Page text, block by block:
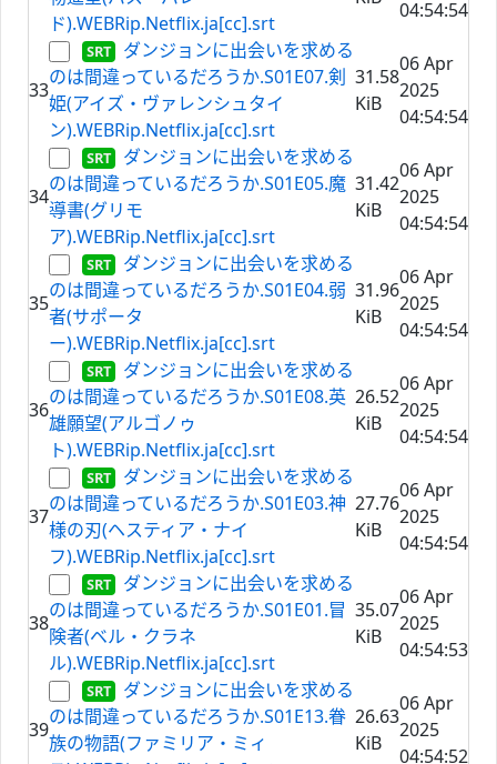
ド).WEBRip.Netflix.ja[cc].srt
04:54:54
33
ダンジョンに出会いを求める
のは間違っているだろうか.S01E07.剣
姫(アイズ・ヴァレンシュタイ
ン).WEBRip.Netflix.ja[cc].srt
31.58
KiB
06 Apr
2025
04:54:54
34
ダンジョンに出会いを求める
のは間違っているだろうか.S01E05.魔
導書(グリモ
ア).WEBRip.Netflix.ja[cc].srt
31.42
KiB
06 Apr
2025
04:54:54
35
ダンジョンに出会いを求める
のは間違っているだろうか.S01E04.弱
者(サポータ
ー).WEBRip.Netflix.ja[cc].srt
31.96
KiB
06 Apr
2025
04:54:54
36
ダンジョンに出会いを求める
のは間違っているだろうか.S01E08.英
雄願望(アルゴノゥ
ト).WEBRip.Netflix.ja[cc].srt
26.52
KiB
06 Apr
2025
04:54:54
37
ダンジョンに出会いを求める
のは間違っているだろうか.S01E03.神
様の刃(ヘスティア・ナイ
フ).WEBRip.Netflix.ja[cc].srt
27.76
KiB
06 Apr
2025
04:54:54
38
ダンジョンに出会いを求める
のは間違っているだろうか.S01E01.冒
険者(ベル・クラネ
ル).WEBRip.Netflix.ja[cc].srt
35.07
KiB
06 Apr
2025
04:54:53
39
ダンジョンに出会いを求める
のは間違っているだろうか.S01E13.眷
族の物語(ファミリア・ミィ
26.63
KiB
06 Apr
2025
04:54:52